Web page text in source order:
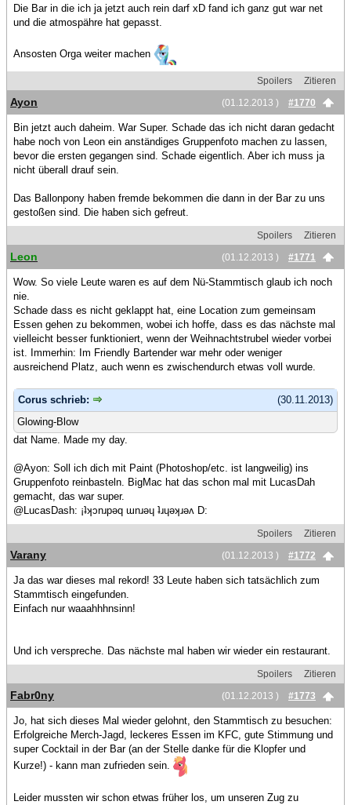
Die Bar in die ich ja jetzt auch rein darf xD fand ich ganz gut war net
und die atmospähre hat gepasst.
Ansosten Orga weiter machen
Spoilers
Zitieren
(01.12.2013 )
#1770
Ayon
Bin jetzt auch daheim. War Super. Schade das ich nicht daran gedacht
habe noch von Leon ein anständiges Gruppenfoto machen zu lassen,
bevor die ersten gegangen sind. Schade eigentlich. Aber ich muss ja
nicht überall drauf sein.
Das Ballonpony haben fremde bekommen die dann in der Bar zu uns
gestoßen sind. Die haben sich gefreut.
Spoilers
Zitieren
(01.12.2013 )
#1771
Leon
Wow. So viele Leute waren es auf dem Nü-Stammtisch glaub ich noch
nie.
Schade dass es nicht geklappt hat, eine Location zum gemeinsam
Essen gehen zu bekommen, wobei ich hoffe, dass es das nächste mal
vielleicht besser funktioniert, wenn der Weihnachtstrubel wieder vorbei
ist. Immerhin: Im Friendly Bartender war mehr oder weniger
ausreichend Platz, auch wenn es zwischendurch etwas voll wurde.
(30.11.2013)
Corus schrieb:
Glowing-Blow
dat Name. Made my day.
@Ayon: Soll ich dich mit Paint (Photoshop/etc. ist langweilig) ins
Gruppenfoto reinbasteln. BigMac hat das schon mal mit LucasDah
gemacht, das war super.
@LucasDash: ¡ʇʞɔnɹpǝq ɯnɹǝɥ ʇɹɥǝʞɹǝʌ D:
Spoilers
Zitieren
(01.12.2013 )
#1772
Varany
Ja das war dieses mal rekord! 33 Leute haben sich tatsächlich zum
Stammtisch eingefunden.
Einfach nur waaahhhnsinn!
Und ich verspreche. Das nächste mal haben wir wieder ein restaurant.
Spoilers
Zitieren
(01.12.2013 )
#1773
Fabr0ny
Jo, hat sich dieses Mal wieder gelohnt, den Stammtisch zu besuchen:
Erfolgreiche Merch-Jagd, leckeres Essen im KFC, gute Stimmung und
super Cocktail in der Bar (an der Stelle danke für die Klopfer und
Kurze!) - kann man zufrieden sein.
Leider mussten wir schon etwas früher los, um unseren Zug zu